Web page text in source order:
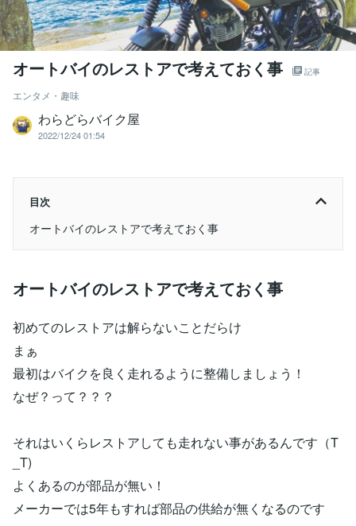
オートバイのレストアで考えておく事 記事
エンタメ・趣味
わらどらバイク屋
2022/12/24 01:54
目次
オートバイのレストアで考えておく事
オートバイのレストアで考えておく事
初めてのレストアは解らないことだらけ
まぁ
最初はバイクを良く走れるように整備しましょう！
なぜ？って？？？
それはいくらレストアしても走れない事があるんです（T
_T)
よくあるのが部品が無い！
メーカーでは5年もすれば部品の供給が無くなるのです